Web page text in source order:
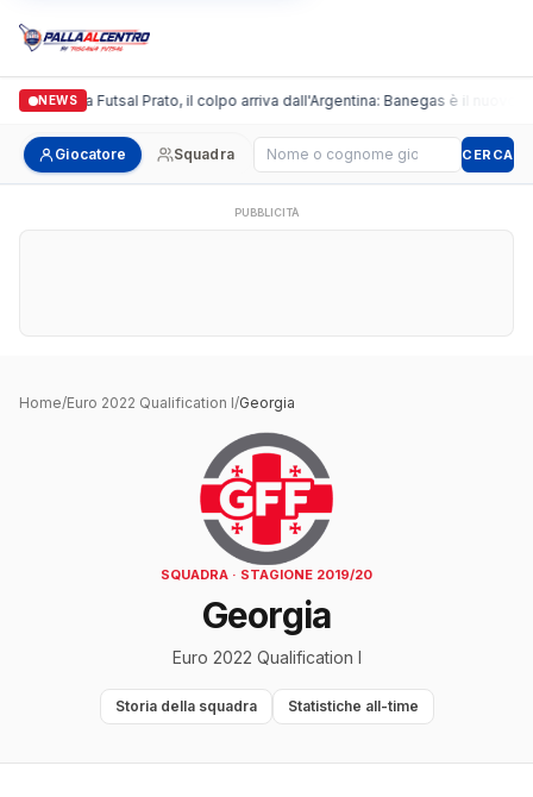
NEWS
Italgronda Futsal Prato, il colpo arriva dall'Argentina: Banegas è il nuovo
Giocatore Squadra Cerca giocatore CERCA
PUBBLICITÀ
Home/Euro 2022 Qualification I/Georgia
SQUADRA · STAGIONE 2019/20
Georgia
Euro 2022 Qualification I
Storia della squadra Statistiche all-time